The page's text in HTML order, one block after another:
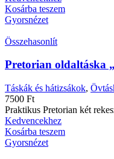
Kosárba teszem
Gyorsnézet
Összehasonlít
Pretorian oldaltáska
Táskák és hátizsákok,
7500 Ft
Praktikus Pretorian két
Kedvencekhez
Kosárba teszem
Gyorsnézet